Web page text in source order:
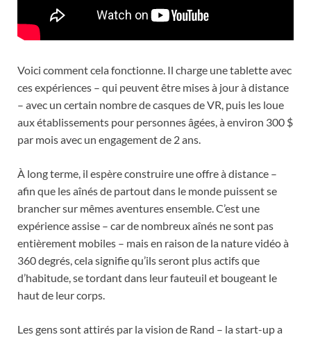
Voici comment cela fonctionne. Il charge une tablette avec
ces expériences – qui peuvent être mises à jour à distance
– avec un certain nombre de casques de VR, puis les loue
aux établissements pour personnes âgées, à environ 300 $
par mois avec un engagement de 2 ans.
À long terme, il espère construire une offre à distance –
afin que les aînés de partout dans le monde puissent se
brancher sur mêmes aventures ensemble. C’est une
expérience assise – car de nombreux aînés ne sont pas
entièrement mobiles – mais en raison de la nature vidéo à
360 degrés, cela signifie qu’ils seront plus actifs que
d’habitude, se tordant dans leur fauteuil et bougeant le
haut de leur corps.
Les gens sont attirés par la vision de Rand – la start-up a